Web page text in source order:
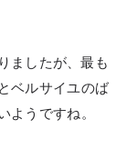
ましたが、最も
ベルサイユのば
ようですね。